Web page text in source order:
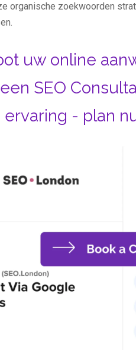
organische zoekwoorden
uw online
SEO
ervaring - plan